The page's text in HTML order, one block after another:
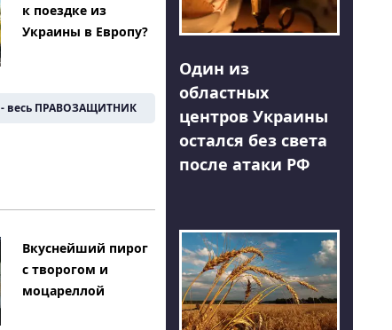
к поездке из
Украины в Европу?
- весь ПРАВОЗАЩИТНИК
Вкуснейший пирог
с творогом и
моцареллой
Один из
областных
центров Украины
остался без света
после атаки РФ